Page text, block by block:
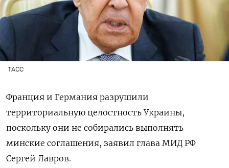
ТАСС
Франция и Германия разрушили
территориальную целостность Украины,
поскольку они не собирались выполнять
минские соглашения, заявил глава МИД РФ
Сергей Лавров.